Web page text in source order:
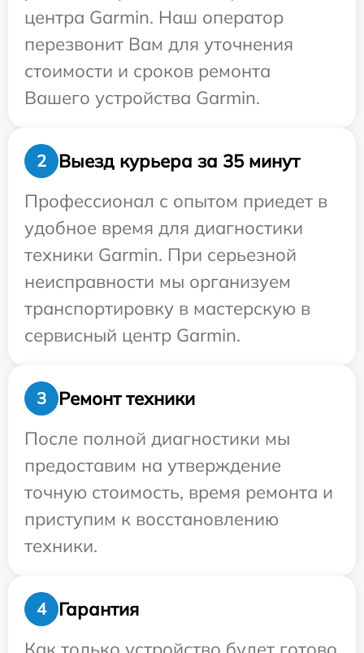
центра Garmin. Наш оператор
перезвонит Вам для уточнения
стоимости и сроков ремонта
Вашего устройства Garmin.
2
Выезд курьера за 35 минут
Профессионал с опытом приедет в
удобное время для диагностики
техники Garmin. При серьезной
неисправности мы организуем
транспортировку в мастерскую в
сервисный центр Garmin.
3
Ремонт техники
После полной диагностики мы
предоставим на утверждение
точную стоимость, время ремонта и
приступим к восстановлению
техники.
4
Гарантия